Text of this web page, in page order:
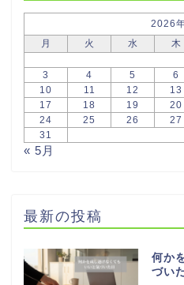
2026
月
火 水 木
3
4 5 6
10
11 12 13
17
18 19 20
24
25 26 27
31
« 5月
最新の投稿
何か
づい